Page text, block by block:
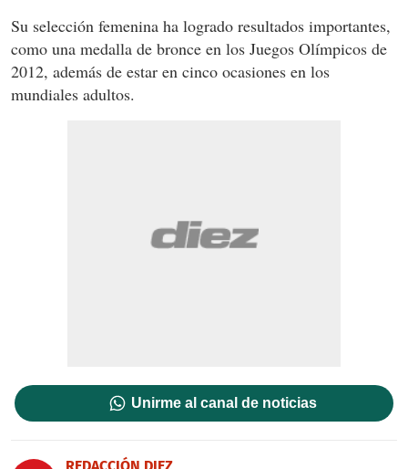
Su selección femenina ha logrado resultados importantes,
como una medalla de bronce en los Juegos Olímpicos de
2012, además de estar en cinco ocasiones en los
mundiales adultos.
Unirme al canal de noticias